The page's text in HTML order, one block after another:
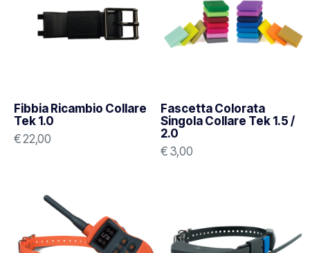
Fibbia Ricambio Collare
Tek 1.0
€22,00
Fascetta Colorata
Singola Collare Tek 1.5 /
2.0
€ 3,00